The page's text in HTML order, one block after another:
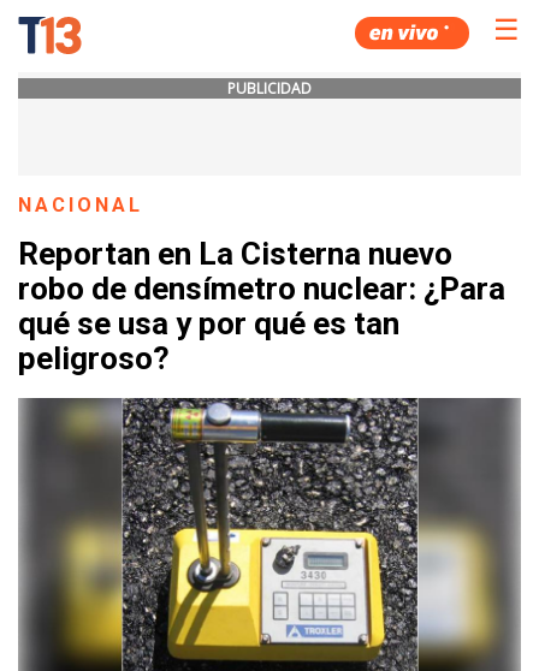
☰
PUBLICIDAD
NACIONAL
Reportan en La Cisterna nuevo
robo de densímetro nuclear: ¿Para
qué se usa y por qué es tan
peligroso?